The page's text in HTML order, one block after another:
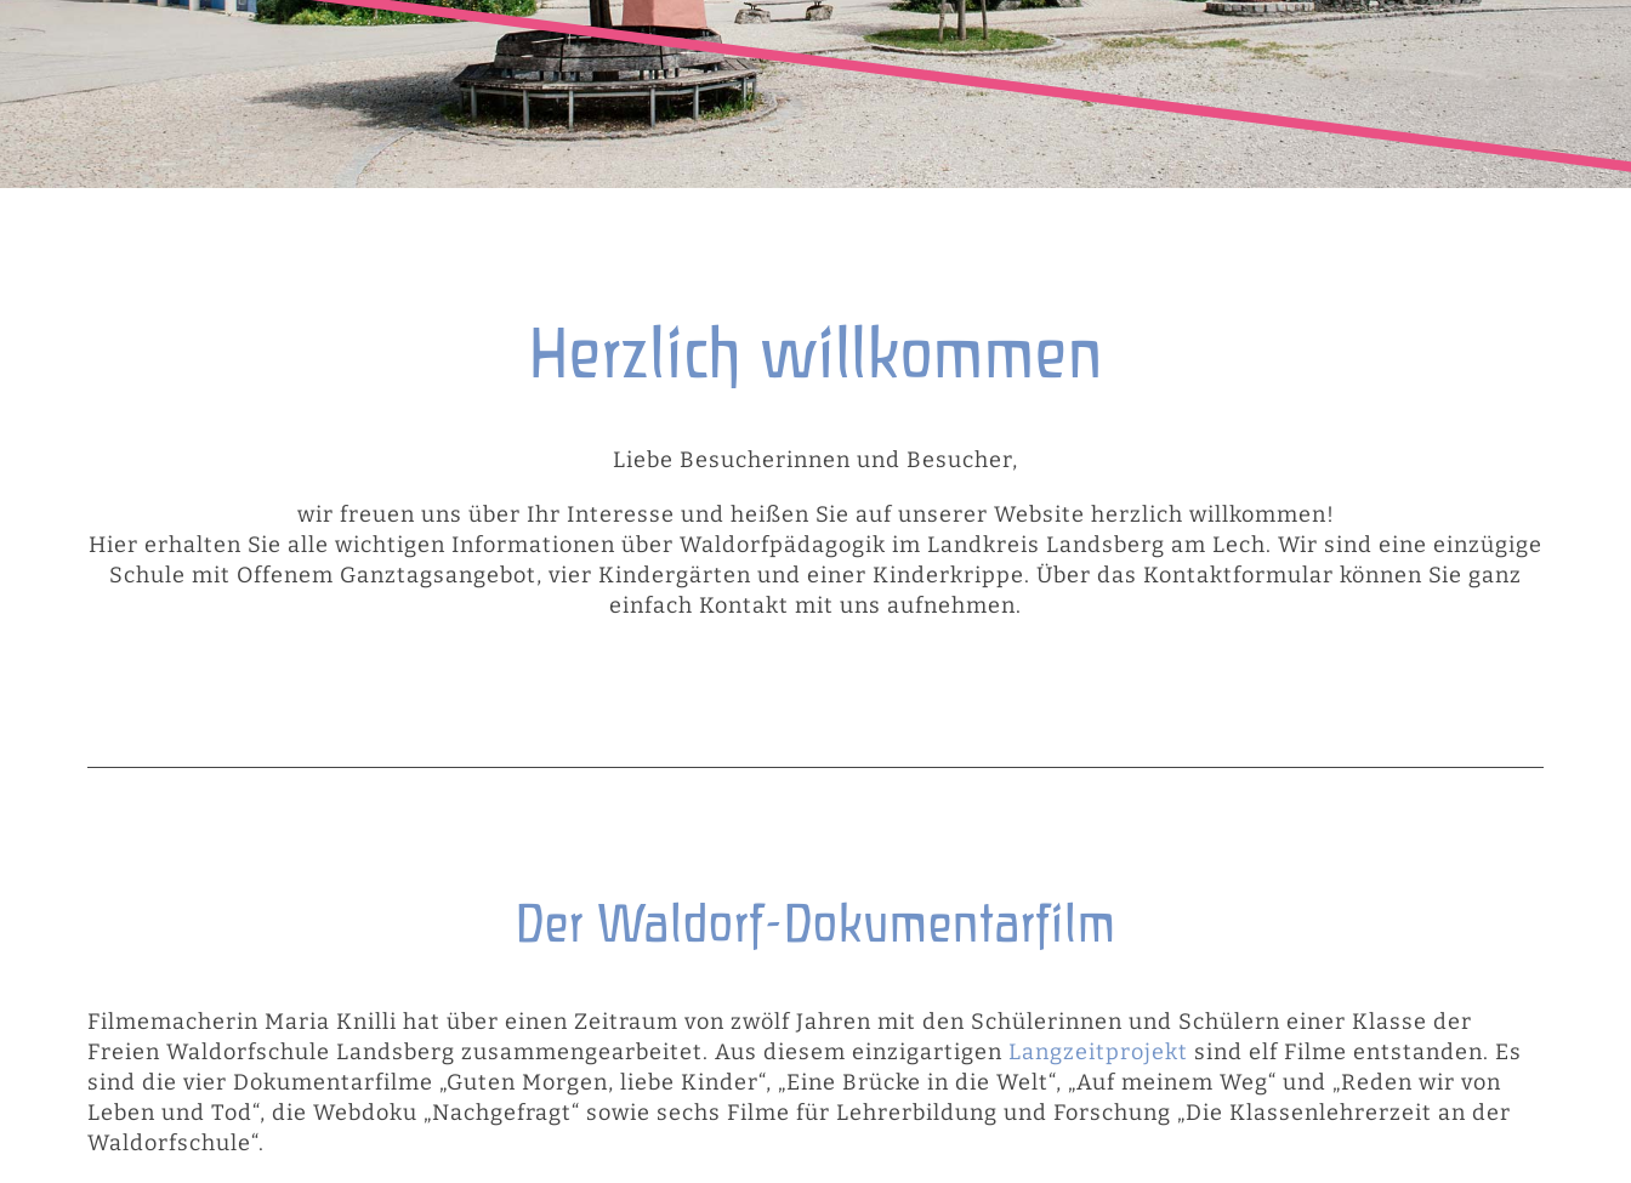
Herzlich willkommen
Liebe Besucherinnen und Besucher,
wir freuen uns über Ihr Interesse und heißen Sie auf unserer Website herzlich willkommen!
Hier erhalten Sie alle wichtigen Informationen über Waldorfpädagogik im Landkreis Landsberg am Lech. Wir sind eine einzügige
Schule mit Offenem Ganztagsangebot, vier Kindergärten und einer Kinderkrippe. Über das Kontaktformular können Sie ganz
einfach Kontakt mit uns aufnehmen.
Der Waldorf-Dokumentarfilm
Filmemacherin Maria Knilli hat über einen Zeitraum von zwölf Jahren mit den Schülerinnen und Schülern einer Klasse der
Freien Waldorfschule Landsberg zusammengearbeitet. Aus diesem einzigartigen Langzeitprojekt sind elf Filme entstanden. Es
sind die vier Dokumentarfilme „Guten Morgen, liebe Kinder“, „Eine Brücke in die Welt“, „Auf meinem Weg“ und „Reden wir von
Leben und Tod“, die Webdoku „Nachgefragt“ sowie sechs Filme für Lehrerbildung und Forschung „Die Klassenlehrerzeit an der
Waldorfschule“.